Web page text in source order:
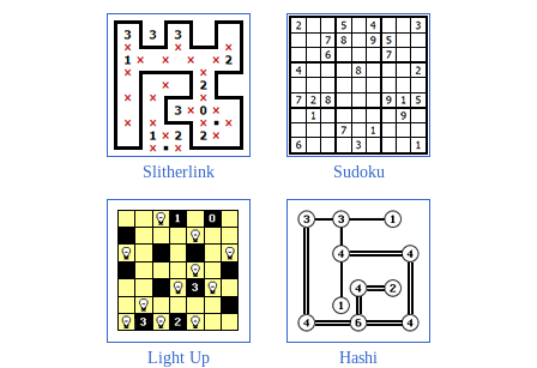
Slitherlink Sudoku
Light Up Hashi